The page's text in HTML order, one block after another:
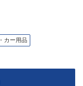
カー用品